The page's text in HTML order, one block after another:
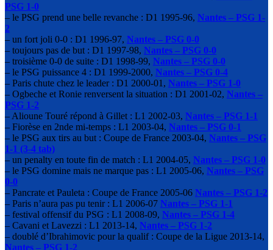
PSG 1-0
– le PSG prend une belle revanche : D1 1995-96, Nantes – PSG 1-
2
– un fort joli 0-0 : D1 1996-97, Nantes – PSG 0-0
– toujours pas de but : D1 1997-98, Nantes – PSG 0-0
– troisième 0-0 de suite : D1 1998-99, Nantes – PSG 0-0
– le PSG puissance 4 : D1 1999-2000, Nantes – PSG 0-4
– Paris chute chez le leader : D1 2000-01, Nantes – PSG 1-0
– Ogbeche et Ronie renversent la situation : D1 2001-02, Nantes –
PSG 1-2
– Alioune Touré répond à Gillet : L1 2002-03, Nantes – PSG 1-1
– Fiorèse en 2nde mi-temps : L1 2003-04, Nantes – PSG 0-1
– le PSG aux tirs au but : Coupe de France 2003-04, Nantes – PSG
1-1 (3-4 tab)
– un penalty en toute fin de match : L1 2004-05, Nantes – PSG 1-0
– le PSG domine mais ne marque pas : L1 2005-06, Nantes – PSG
0-0
– Pancrate et Pauleta : Coupe de France 2005-06 Nantes – PSG 1-2
– Paris n’aura pas pu tenir : L1 2006-07 Nantes – PSG 1-1
– festival offensif du PSG : L1 2008-09, Nantes – PSG 1-4
– Cavani et Lavezzi : L1 2013-14, Nantes – PSG 1-2
– doublé d’Ibrahimovic pour la qualif : Coupe de la Ligue 2013-14,
Nantes – PSG 1-2